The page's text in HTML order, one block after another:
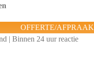
OFFERTE/AFPRAAK
| Binnen 24 uur reactie